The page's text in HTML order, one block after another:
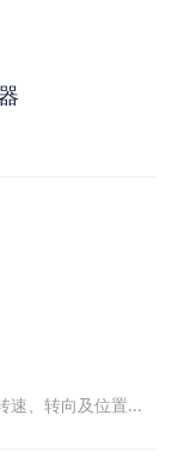
速、转向及位置...